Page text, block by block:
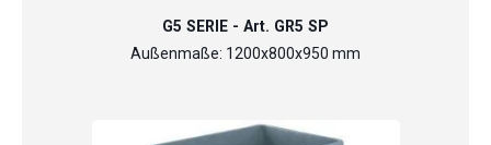
G5 SERIE - Art. GR5 SP
Außenmaße: 1200x800x950 mm